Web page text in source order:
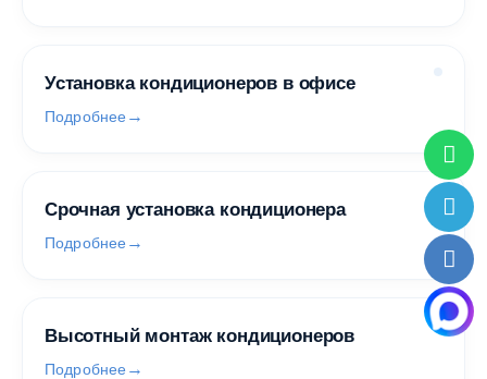
Установка кондиционеров в офисе
Подробнее
Срочная установка кондиционера
Подробнее
Высотный монтаж кондиционеров
Подробнее